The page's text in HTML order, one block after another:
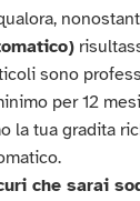
sono
per 12
la tua gradita
che sarai